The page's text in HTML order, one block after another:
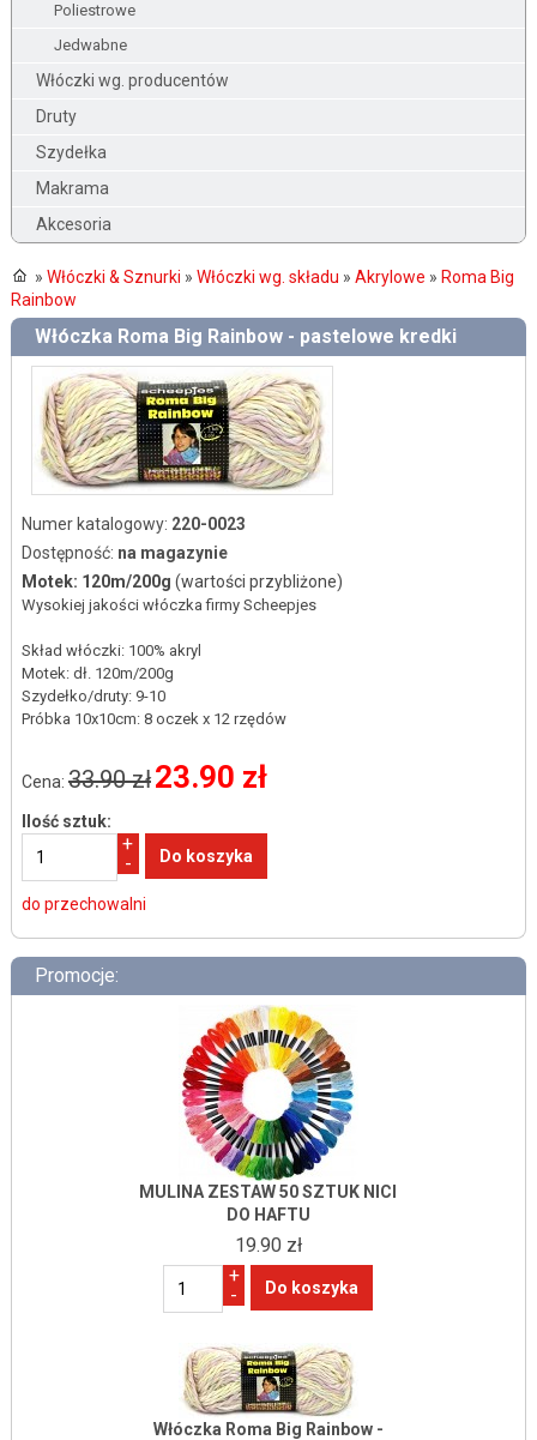
Poliestrowe
Jedwabne
Włóczki wg. producentów
Druty
Szydełka
Makrama
Akcesoria
» Włóczki & Sznurki » Włóczki wg. składu » Akrylowe » Roma Big
Rainbow
Włóczka Roma Big Rainbow - pastelowe kredki
Numer katalogowy: 220-0023
Dostępność: na magazynie
Motek: 120m/200g (wartości przybliżone)
Wysokiej jakości włóczka firmy Scheepjes
Skład włóczki: 100% akryl
Motek: dł. 120m/200g
Szydełko/druty: 9-10
Próbka 10x10cm: 8 oczek x 12 rzędów
Cena: 33.90 zł23.90 zł
Ilość sztuk:
+
-
do przechowalni
Promocje:
MULINA ZESTAW 50 SZTUK NICI
DO HAFTU
19.90 zł
+
-
Włóczka Roma Big Rainbow -